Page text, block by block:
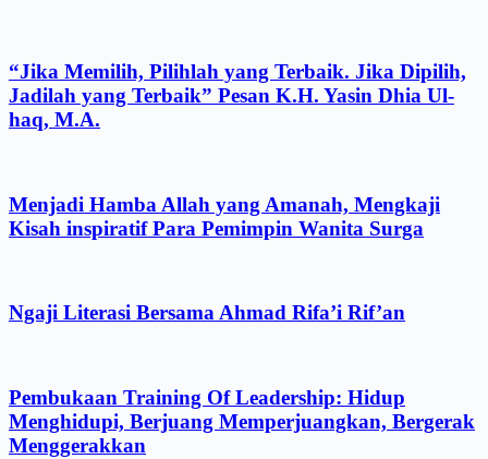
“Jika Memilih, Pilihlah yang Terbaik. Jika Dipilih,
Jadilah yang Terbaik” Pesan K.H. Yasin Dhia Ul-
haq, M.A.
Menjadi Hamba Allah yang Amanah, Mengkaji
Kisah inspiratif Para Pemimpin Wanita Surga
Ngaji Literasi Bersama Ahmad Rifa’i Rif’an
Pembukaan Training Of Leadership: Hidup
Menghidupi, Berjuang Memperjuangkan, Bergerak
Menggerakkan